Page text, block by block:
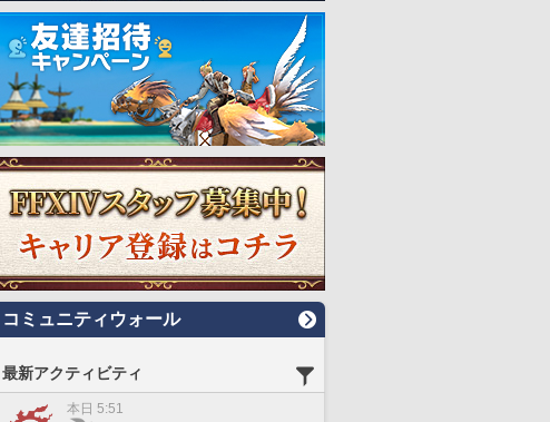
コミュニティウォール
最新アクティビティ
本日 5:51